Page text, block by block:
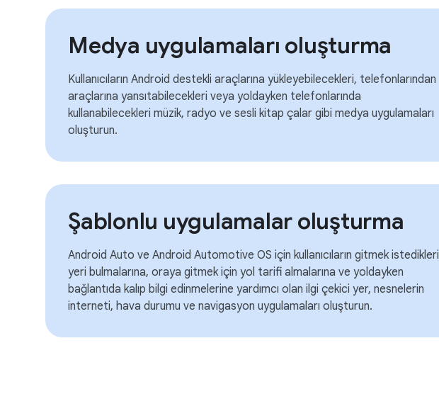
Medya uygulamaları oluşturma
Kullanıcıların Android destekli araçlarına yükleyebilecekleri, telefonlarından
araçlarına yansıtabilecekleri veya yoldayken telefonlarında
kullanabilecekleri müzik, radyo ve sesli kitap çalar gibi medya uygulamaları
oluşturun.
Şablonlu uygulamalar oluşturma
Android Auto ve Android Automotive OS için kullanıcıların gitmek istedikleri
yeri bulmalarına, oraya gitmek için yol tarifi almalarına ve yoldayken
bağlantıda kalıp bilgi edinmelerine yardımcı olan ilgi çekici yer, nesnelerin
interneti, hava durumu ve navigasyon uygulamaları oluşturun.